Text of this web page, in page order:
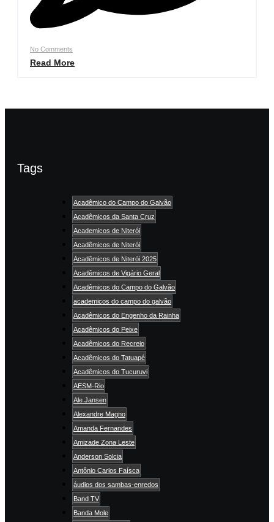
No Comments
Read More
Tags
Acadêmico do Campo do Galvão
Acadêmicos da Santa Cruz
Academicos de Niterói
Acadêmicos de Niterói
Acadêmicos de Niterói 2025
Acadêmicos de Vigário Geral
Acadêmicos do Campo do Galvão
academicos do campo do galvão
Acadêmicos do Engenho da Rainha
Acadêmicos do Peixe
Acadêmicos do Recreio
Acadêmicos do Tatuapé
Acadêmicos do Tucuruvi
AESM-Rio
Ale Jansen
Alexandre Magno
Amanda Fernandes
Amizade Zona Leste
Anderson Solcia
Antônio Carlos Faísca
áudios dos sambas-enredos
Band TV
Banda Mole